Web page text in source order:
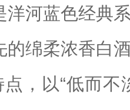
洋河蓝色经典
的绵柔浓香白
点，以“低而